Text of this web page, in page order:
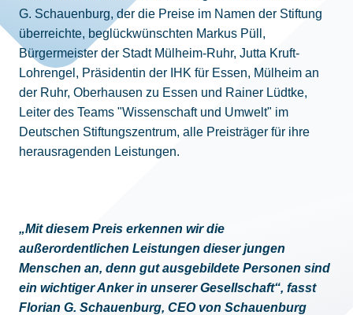
G. Schauenburg, der die Preise im Namen der Stiftung
überreichte, beglückwünschten Markus Püll,
Bürgermeister der Stadt Mülheim-Ruhr, Jutta Kruft-
Lohrengel, Präsidentin der IHK für Essen, Mülheim an
der Ruhr, Oberhausen zu Essen und Rainer Lüdtke,
Leiter des Teams "Wissenschaft und Umwelt" im
Deutschen Stiftungszentrum, alle Preisträger für ihre
herausragenden Leistungen.
„Mit diesem Preis erkennen wir die
außerordentlichen Leistungen dieser jungen
Menschen an, denn gut ausgebildete Personen sind
ein wichtiger Anker in unserer Gesellschaft“, fasst
Florian G. Schauenburg, CEO von Schauenburg